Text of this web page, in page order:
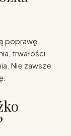
poprawę
trwałości
Nie zawsze